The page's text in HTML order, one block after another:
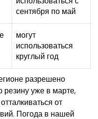
сентября по май
могут
использоваться
круглый год
разрешено
резину уже в марте,
от
Погода в нашей